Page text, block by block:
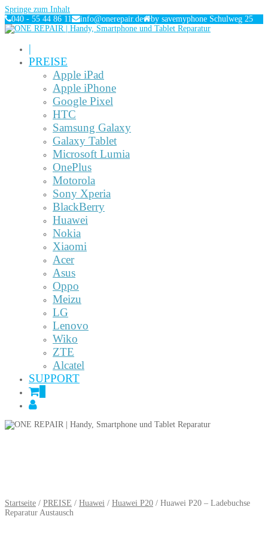
Springe zum Inhalt
040 - 55 44 86 11
info@onerepair.de by savemyphone Schulweg 25
|
PREISE
Apple iPad
Apple iPhone
Google Pixel
HTC
Samsung Galaxy
Galaxy Tablet
Microsoft Lumia
OnePlus
Motorola
Sony Xperia
BlackBerry
Huawei
Nokia
Xiaomi
Acer
Asus
Oppo
Meizu
LG
Lenovo
Wiko
ZTE
Alcatel
SUPPORT
Startseite / PREISE / Huawei / Huawei P20 / Huawei P20 – Ladebuchse
Reparatur Austausch